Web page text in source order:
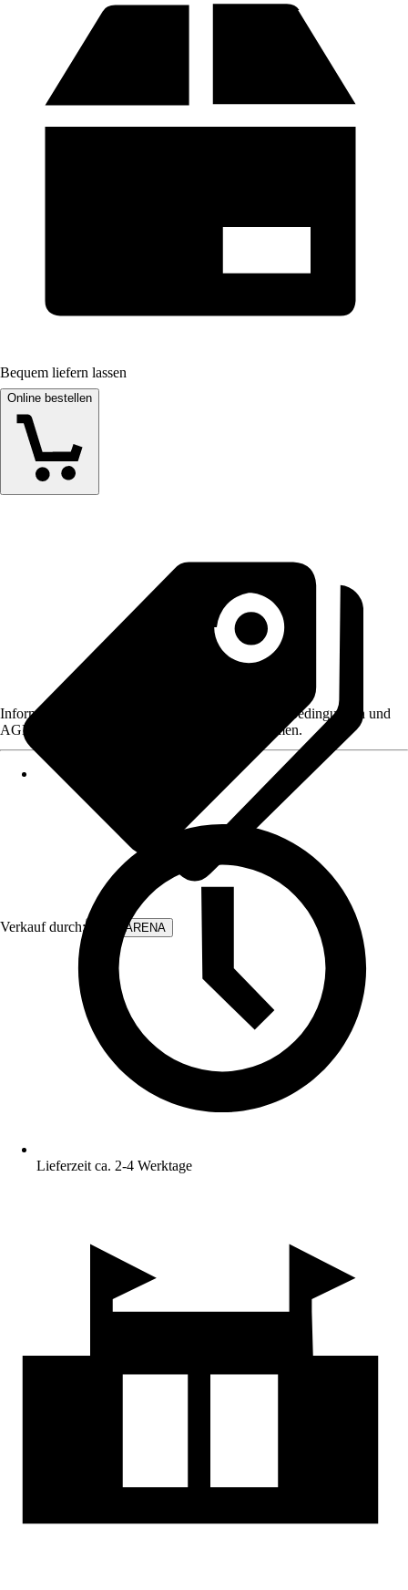
Bequem liefern lassen
Online bestellen
Verkauf durch: WALLARENA
Informationen des Verkäufers, wie z. B. Rückgabebedingungen und
AGB, finden Sie bei Klick auf den Verkäufernamen.
Lieferzeit ca. 2-4 Werktage